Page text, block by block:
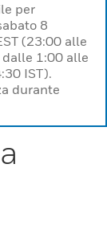
per
8
(23:00 alle
dalle 1:00 alle
IST).
durante